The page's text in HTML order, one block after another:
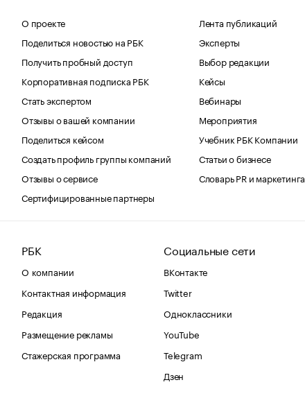
О проекте
Поделиться новостью на РБК
Получить пробный доступ
Корпоративная подписка РБК
Стать экспертом
Отзывы о вашей компании
Поделиться кейсом
Создать профиль группы компаний
Отзывы о сервисе
Сертифицированные партнеры
Лента публикаций
Эксперты
Выбор редакции
Кейсы
Вебинары
Мероприятия
Учебник РБК Компании
Статьи о бизнесе
Словарь PR и маркетинга
РБК
О компании
Контактная информация
Редакция
Размещение рекламы
Стажерская программа
Социальные сети
ВКонтакте
Twitter
Одноклассники
YouTube
Telegram
Дзен